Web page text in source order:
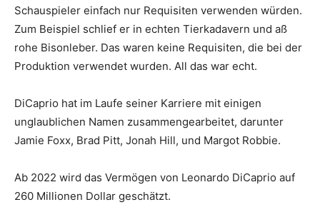
Schauspieler einfach nur Requisiten verwenden würden.
Zum Beispiel schlief er in echten Tierkadavern und aß
rohe Bisonleber. Das waren keine Requisiten, die bei der
Produktion verwendet wurden. All das war echt.
DiCaprio hat im Laufe seiner Karriere mit einigen
unglaublichen Namen zusammengearbeitet, darunter
Jamie Foxx, Brad Pitt, Jonah Hill, und Margot Robbie.
Ab 2022 wird das Vermögen von Leonardo DiCaprio auf
260 Millionen Dollar geschätzt.